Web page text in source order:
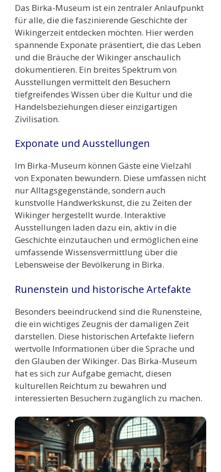
Das Birka-Museum ist ein zentraler Anlaufpunkt
für alle, die die faszinierende Geschichte der
Wikingerzeit entdecken möchten. Hier werden
spannende Exponate präsentiert, die das Leben
und die Bräuche der Wikinger anschaulich
dokumentieren. Ein breites Spektrum von
Ausstellungen vermittelt den Besuchern
tiefgreifendes Wissen über die Kultur und die
Handelsbeziehungen dieser einzigartigen
Zivilisation.
Exponate und Ausstellungen
Im Birka-Museum können Gäste eine Vielzahl
von Exponaten bewundern. Diese umfassen nicht
nur Alltagsgegenstände, sondern auch
kunstvolle Handwerkskunst, die zu Zeiten der
Wikinger hergestellt wurde. Interaktive
Ausstellungen laden dazu ein, aktiv in die
Geschichte einzutauchen und ermöglichen eine
umfassende Wissensvermittlung über die
Lebensweise der Bevölkerung in Birka.
Runenstein und historische Artefakte
Besonders beeindruckend sind die Runensteine,
die ein wichtiges Zeugnis der damaligen Zeit
darstellen. Diese historischen Artefakte liefern
wertvolle Informationen über die Sprache und
den Glauben der Wikinger. Das Birka-Museum
hat es sich zur Aufgabe gemacht, diesen
kulturellen Reichtum zu bewahren und
interessierten Besuchern zugänglich zu machen.